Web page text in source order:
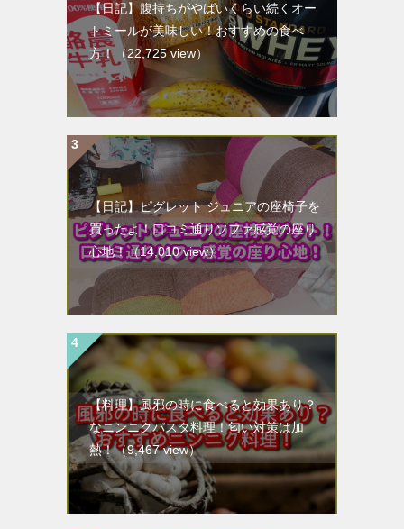
【日記】腹持ちがやばいくらい続くオー
トミールが美味しい！おすすめの食べ
方！
（22,725 view）
【日記】ピグレット ジュニアの座椅子を
買ったよ！口コミ通りソファ感覚の座り
心地！（14,010 view）
【料理】風邪の時に食べると効果あり？
なニンニクパスタ料理！匂い対策は加
熱！（9,467 view）